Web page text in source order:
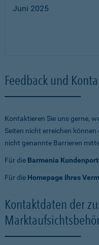
Juni 2025
Feedback und
Kontaktieren Sie uns gerne,
Seiten nicht erreichen
nicht genannte Barrieren
Für die Barmenia
Für die Homepage Ihres
Kontaktdaten der